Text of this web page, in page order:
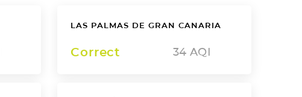
LAS PALMAS DE GRAN CANARIA
Correct 34 AQI